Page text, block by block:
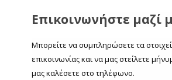
Επικοινωνήστε μαζί
Μπορείτε να συμπληρώσετε τα
επικοινωνίας και να μας στείλετε
μας καλέσετε στο τηλέφωνο.